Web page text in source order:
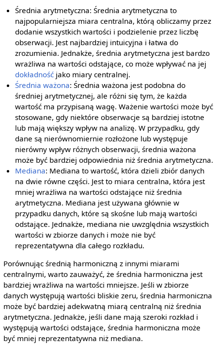
Średnia arytmetyczna: Średnia arytmetyczna to
najpopularniejsza miara centralna, którą obliczamy przez
dodanie wszystkich wartości i podzielenie przez liczbę
obserwacji. Jest najbardziej intuicyjna i łatwa do
zrozumienia. Jednakże, średnia arytmetyczna jest bardzo
wrażliwa na wartości odstające, co może wpływać na jej
dokładność jako miary centralnej.
Średnia ważona: Średnia ważona jest podobna do
średniej arytmetycznej, ale różni się tym, że każda
wartość ma przypisaną wagę. Ważenie wartości może być
stosowane, gdy niektóre obserwacje są bardziej istotne
lub mają większy wpływ na analizę. W przypadku, gdy
dane są nierównomiernie rozłożone lub występuje
nierówny wpływ różnych obserwacji, średnia ważona
może być bardziej odpowiednia niż średnia arytmetyczna.
Mediana: Mediana to wartość, która dzieli zbiór danych
na dwie równe części. Jest to miara centralna, która jest
mniej wrażliwa na wartości odstające niż średnia
arytmetyczna. Mediana jest używana głównie w
przypadku danych, które są skośne lub mają wartości
odstające. Jednakże, mediana nie uwzględnia wszystkich
wartości w zbiorze danych i może nie być
reprezentatywna dla całego rozkładu.
Porównując średnią harmoniczną z innymi miarami
centralnymi, warto zauważyć, że średnia harmoniczna jest
bardziej wrażliwa na wartości mniejsze. Jeśli w zbiorze
danych występują wartości bliskie zeru, średnia harmoniczna
może być bardziej adekwatną miarą centralną niż średnia
arytmetyczna. Jednakże, jeśli dane mają szeroki rozkład i
występują wartości odstające, średnia harmoniczna może
być mniej reprezentatywna niż mediana.